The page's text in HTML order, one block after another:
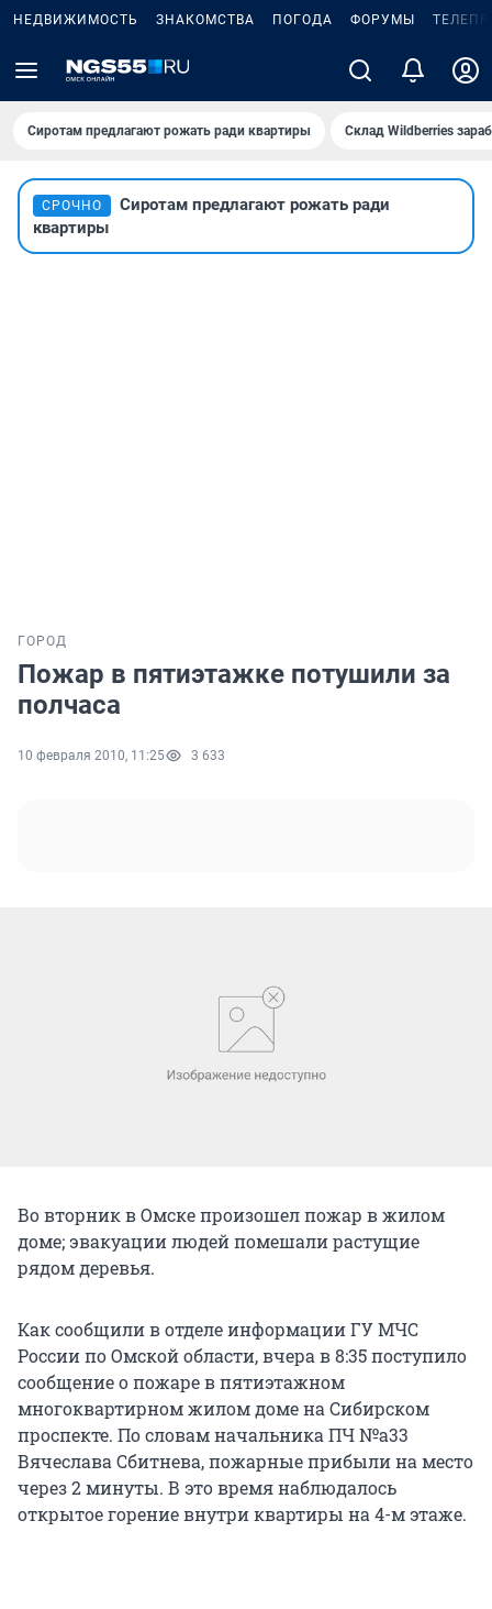
НЕДВИЖИМОСТЬ ЗНАКОМСТВА ПОГОДА ФОРУМЫ
Сиротам предлагают рожать ради квартиры Склад Wildberries
СРОЧНО
Сиротам предлагают рожать ради
квартиры
ГОРОД
Пожар в пятиэтажке потушили за
полчаса
10 февраля 2010, 11:25 3 633
Во вторник в Омске произошел пожар в жилом
доме; эвакуации людей помешали растущие
рядом деревья.
Как сообщили в отделе информации ГУ МЧС
России по Омской области, вчера в 8:35 поступило
сообщение о пожаре в пятиэтажном
многоквартирном жилом доме на Сибирском
проспекте. По словам начальника ПЧ №а33
Вячеслава Сбитнева, пожарные прибыли на место
через 2 минуты. В это время наблюдалось
открытое горение внутри квартиры на 4-м этаже.